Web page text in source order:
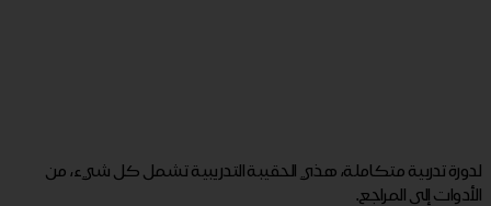
لدورة تدربية متكاملة، هذي الحقيبة التدريبية تشمل كل شيء، من
الأدوات إلى المراجع.